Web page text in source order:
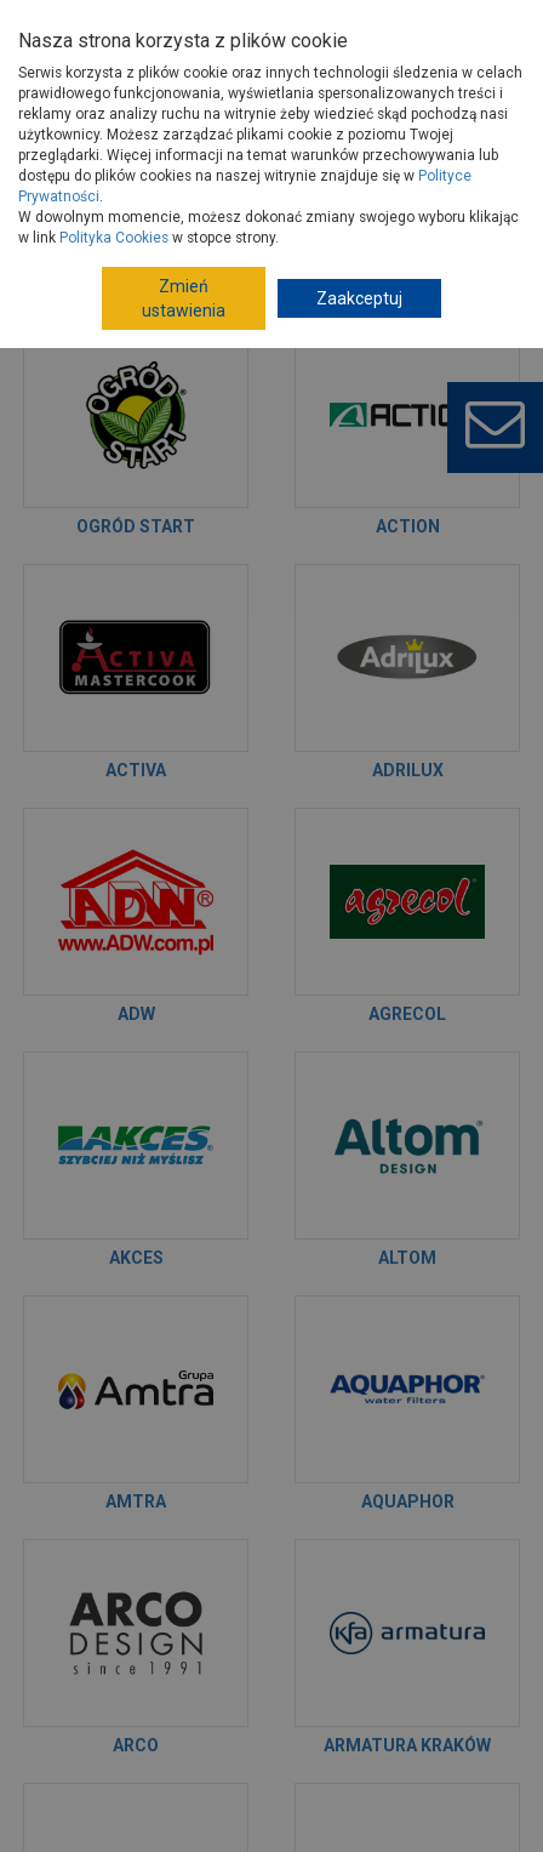
Strona główna Dostawcy Wyposażenie
OGRÓD START ACTION
ACTIVA ADRILUX
ADW AGRECOL
AKCES ALTOM
AMTRA AQUAPHOR
ARCO ARMATURA KRAKÓW
Nasza strona korzysta z plików cookie
Serwis korzysta z plików cookie oraz innych technologii śledzenia w celach
prawidłowego funkcjonowania, wyświetlania spersonalizowanych treści i
reklamy oraz analizy ruchu na witrynie żeby wiedzieć skąd pochodzą nasi
użytkownicy. Możesz zarządzać plikami cookie z poziomu Twojej
przeglądarki. Więcej informacji na temat warunków przechowywania lub
dostępu do plików cookies na naszej witrynie znajduje się w Polityce
Prywatności.
W dowolnym momencie, możesz dokonać zmiany swojego wyboru klikając
w link Polityka Cookies w stopce strony.
Zmień
ustawienia
Zaakceptuj